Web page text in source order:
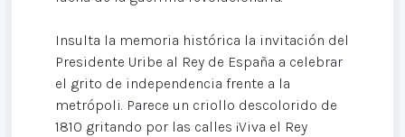
Insulta la memoria histórica la invitación del
Presidente Uribe al Rey de España a celebrar
el grito de independencia frente a la
metrópoli. Parece un criollo descolorido de
1810 gritando por las calles ¡Viva el Rey